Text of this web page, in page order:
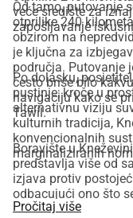
veće središte za
zapošljavanje
Od tamo, putovanje
otprilike 240
obzirom na
je ključna za
područja. Putovanje
često briše bilo
navigaciju kako se
Tawil.
Po dolasku,
pustinje; kroče u
alternativnu viziju
kulturnih tradicija,
konvencionalnih
marginaliziranih
Boravište u
predstavlja više od
izjava protiv
odbacujući ono što
neokolonijalna
Pročitaj više